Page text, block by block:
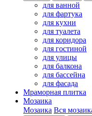
для ванной
для фартука
для кухни
для туалета
для коридора
для гостиной
для улицы
для балкона
для бассейна
для фасада
Мраморная плитка
Мозаика
Мозаика Вся